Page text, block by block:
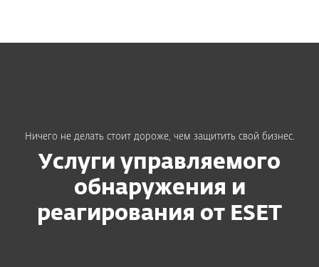
Ничего не делать стоит дороже, чем защитить свой бизнес.
Услуги управляемого
обнаружения и
реагирования от ESET